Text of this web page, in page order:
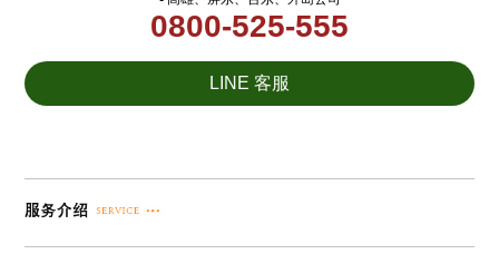
0800-525-555
LINE 客服